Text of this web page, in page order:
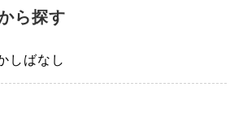
ら探す
しばなし